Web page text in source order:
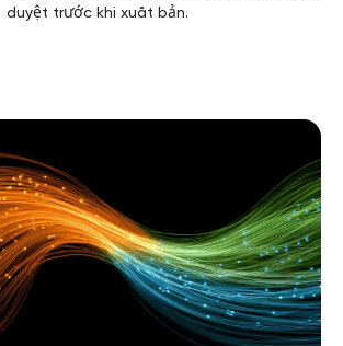
duyệt trước khi xuất bản.